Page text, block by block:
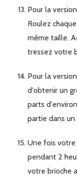
Pour la version tressée, divisez votre pâte en 3.
Roulez
même taille.
tressez votre
Pour la version tornicoti : rouler votre pâte afin
d'obtenir un
parts
partie dans un
Une fois votre forme réalisée, laissez pousser
pendant 2
votre brioche